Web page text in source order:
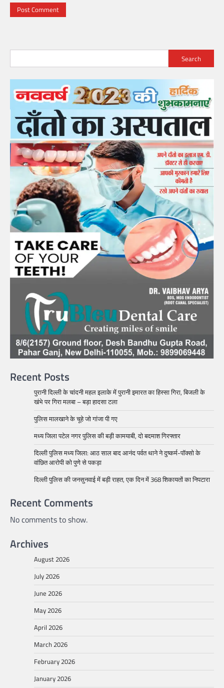
Search
Recent Posts
पुरानी दिल्ली के चांदनी महल इलाके में पुरानी इमारत का हिस्सा गिरा, बिजली के
खंभे पर गिरा मलबा – बड़ा हादसा टला
पुलिस मालखाने के चूहे जो गांजा पी गए
मध्य जिला पटेल नगर पुलिस की बड़ी कामयाबी, दो बदमाश गिरफ्तार
दिल्ली पुलिस मध्य जिला: आठ साल बाद आनंद पर्वत थाने ने दुष्कर्म-पॉक्सो के
वांछित आरोपी को पुणे से पकड़ा
दिल्ली पुलिस की जनसुनवाई में बड़ी राहत, एक दिन में 368 शिकायतों का निपटारा
Recent Comments
No comments to show.
Archives
August 2026
July 2026
June 2026
May 2026
April 2026
March 2026
February 2026
January 2026